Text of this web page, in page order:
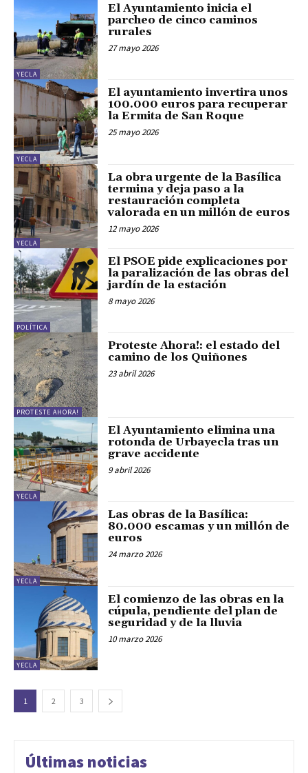
YECLA
El Ayuntamiento inicia el
parcheo de cinco caminos
rurales
27 mayo 2026
YECLA
El ayuntamiento invertira unos
100.000 euros para recuperar
la Ermita de San Roque
25 mayo 2026
YECLA
La obra urgente de la Basílica
termina y deja paso a la
restauración completa
valorada en un millón de euros
12 mayo 2026
POLÍTICA
El PSOE pide explicaciones por
la paralización de las obras del
jardín de la estación
8 mayo 2026
PROTESTE AHORA!
Proteste Ahora!: el estado del
camino de los Quiñones
23 abril 2026
YECLA
El Ayuntamiento elimina una
rotonda de Urbayecla tras un
grave accidente
9 abril 2026
YECLA
Las obras de la Basílica:
80.000 escamas y un millón de
euros
24 marzo 2026
YECLA
El comienzo de las obras en la
cúpula, pendiente del plan de
seguridad y de la lluvia
10 marzo 2026
1 2 3
Últimas noticias